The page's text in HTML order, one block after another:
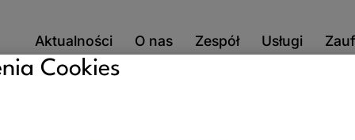
Aktualności O nas Zespół Usługi
Cookies